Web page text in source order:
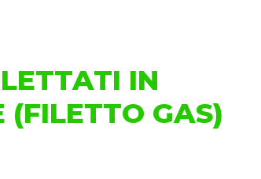
IN
(FILETTO GAS)